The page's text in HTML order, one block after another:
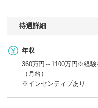
待遇詳細
年収
360万円～1100万円※経験
（月給）
※インセンティブあり